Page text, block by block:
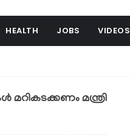
HEALTH JOBS VIDEOS
മറികടക്കണം മന്ത്രി